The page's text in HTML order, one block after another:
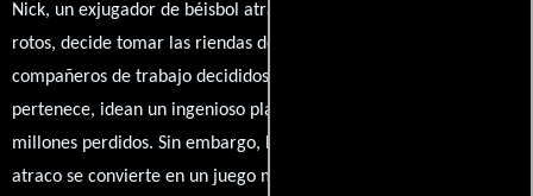
Nick, un exjugador de béisbol atrapado en este mundo de sueños
rotos, decide tomar las riendas de su destino. Con un grupo de
compañeros de trabajo decididos a recuperar lo que les
pertenece, idean un ingenioso plan para recuperar los 20
millones perdidos. Sin embargo, lo que comienza como un simple
atraco se convierte en un juego mortal de astucia y traición